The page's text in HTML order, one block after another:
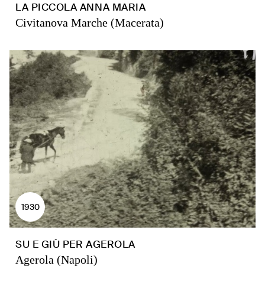
LA PICCOLA ANNA MARIA
Civitanova Marche (Macerata)
1930
SU E GIÙ PER AGEROLA
Agerola (Napoli)